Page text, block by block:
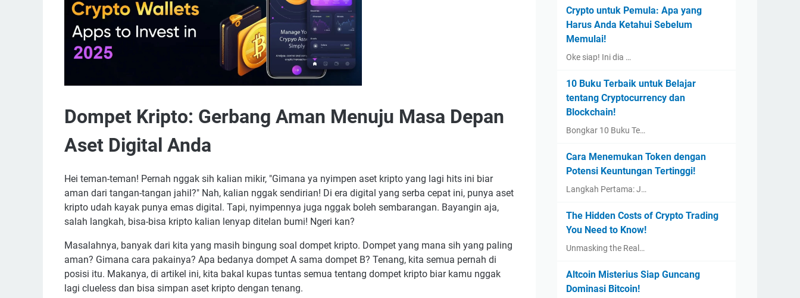
Dompet Kripto: Gerbang Aman Menuju Masa Depan
Aset Digital Anda
Hei teman-teman! Pernah nggak sih kalian mikir, "Gimana ya nyimpen aset kripto yang lagi hits ini biar
aman dari tangan-tangan jahil?" Nah, kalian nggak sendirian! Di era digital yang serba cepat ini, punya aset
kripto udah kayak punya emas digital. Tapi, nyimpennya juga nggak boleh sembarangan. Bayangin aja,
salah langkah, bisa-bisa kripto kalian lenyap ditelan bumi! Ngeri kan?
Masalahnya, banyak dari kita yang masih bingung soal dompet kripto. Dompet yang mana sih yang paling
aman? Gimana cara pakainya? Apa bedanya dompet A sama dompet B? Tenang, kita semua pernah di
posisi itu. Makanya, di artikel ini, kita bakal kupas tuntas semua tentang dompet kripto biar kamu nggak
lagi clueless dan bisa simpan aset kripto dengan tenang.
Crypto untuk Pemula: Apa yang
Harus Anda Ketahui Sebelum
Memulai!
Oke siap! Ini dia …
10 Buku Terbaik untuk Belajar
tentang Cryptocurrency dan
Blockchain!
Bongkar 10 Buku Te…
Cara Menemukan Token dengan
Potensi Keuntungan Tertinggi!
Langkah Pertama: J…
The Hidden Costs of Crypto Trading
You Need to Know!
Unmasking the Real…
Altcoin Misterius Siap Guncang
Dominasi Bitcoin!